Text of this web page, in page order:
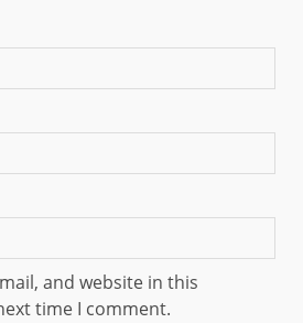
and website in this
time I comment.